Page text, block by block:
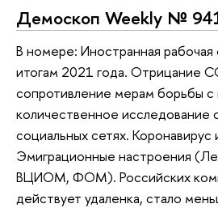
Демоскоп Weekly №
В номере: Иностранная рабочая
итогам 2021 года. Отрицание
сопротивление мерам борьбы с
количественное исследование
социальных сетях. Коронавирус
Эмиграционные настроения
ВЦИОМ, ФОМ). Российских
действует удаленка, стало